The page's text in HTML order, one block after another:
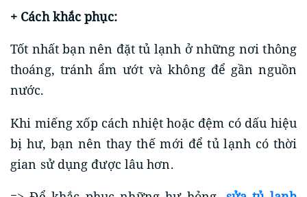
+ Cách khắc phục:
Tốt nhất bạn nên đặt tủ lạnh ở những nơi thông
thoáng, tránh ẩm ướt và không để gần nguồn
nước.
Khi miếng xốp cách nhiệt hoặc đệm có dấu hiệu
bị hư, bạn nên thay thế mới để tủ lạnh có thời
gian sử dụng được lâu hơn.